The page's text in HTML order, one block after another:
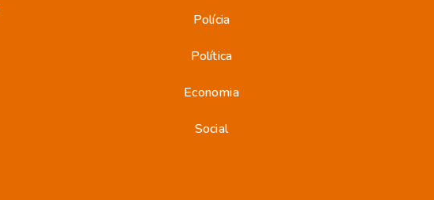
Polícia
Política
Economia
Social